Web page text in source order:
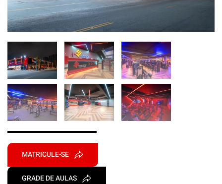
MATRICULE-SE
GRADE DE AULAS